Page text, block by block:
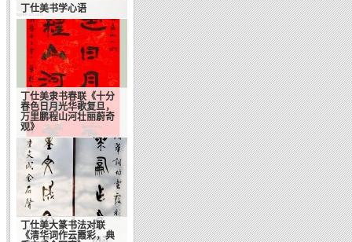
丁仕美书学心语
丁仕美隶书春联《十分
春色日月光华歌复旦，
万里鹏程山河壮丽蔚奇
观》
丁仕美大篆书法对联
《清华词作云霞彩，典